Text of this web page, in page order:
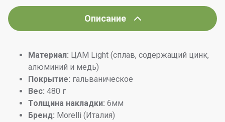
Описание
Материал: ЦАМ Light (сплав, содержащий цинк,
алюминий и медь)
Покрытие: гальваническое
Вес: 480 г
Толщина накладки: 6мм
Бренд: Morelli (Италия)